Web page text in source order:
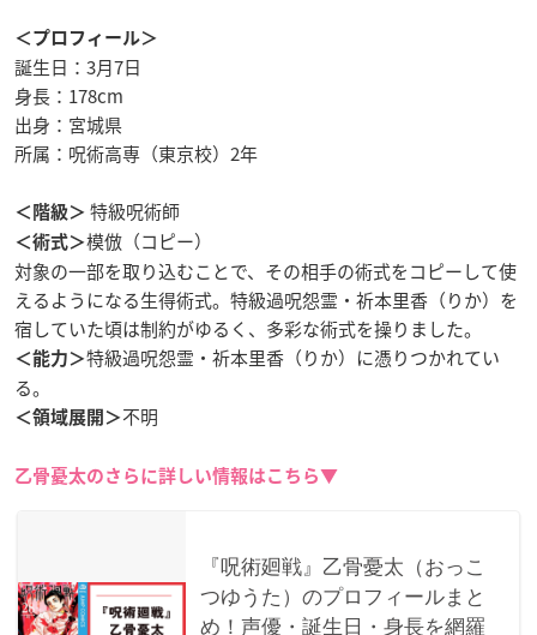
＜プロフィール＞
誕生日：3月7日
身長：178cm
出身：宮城県
所属：呪術高専（東京校）2年
＜階級＞ 特級呪術師
＜術式＞模倣（コピー）
対象の一部を取り込むことで、その相手の術式をコピーして使
えるようになる生得術式。特級過呪怨霊・祈本里香（りか）を
宿していた頃は制約がゆるく、多彩な術式を操りました。
＜能力＞特級過呪怨霊・祈本里香（りか）に憑りつかれてい
る。
＜領域展開＞不明
乙骨憂太のさらに詳しい情報はこちら▼